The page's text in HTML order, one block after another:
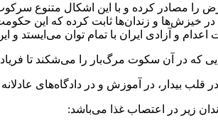
را مصادر کرده و با این اشکال متنوع
در خیزش‌ها و زندان‌ها ثابت کرده که این
و آزادی ایران با تمام توان می‌ایستد و
که در آن سکوت مرگ‌بار را می‌شکند تا
قلب بیدار، در آموزش و در دادگاه‌های